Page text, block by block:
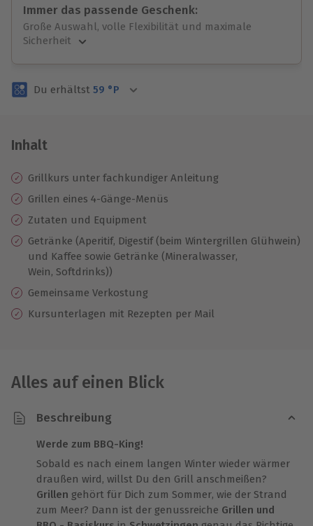
Immer das passende Geschenk:
Große Auswahl, volle Flexibilität und maximale
Sicherheit
Volle Flexibilität
3 Jahre gültig & verlängerbar.
Du erhältst 59 °P
Inhalt
Grillkurs unter fachkundiger Anleitung
Grillen eines 4-Gänge-Menüs
Zutaten und Equipment
Getränke (Aperitif, Digestif (beim Wintergrillen Glühwein)
und Kaffee sowie Getränke (Mineralwasser,
Wein, Softdrinks))
Gemeinsame Verkostung
Kursunterlagen mit Rezepten per Mail
Alles auf einen Blick
Beschreibung
Werde zum BBQ-King!
Sobald es nach einem langen Winter wieder wärmer
draußen wird, willst Du den Grill anschmeißen?
Grillen gehört für Dich zum Sommer, wie der Strand
zum Meer? Dann ist der genussreiche Grillen und